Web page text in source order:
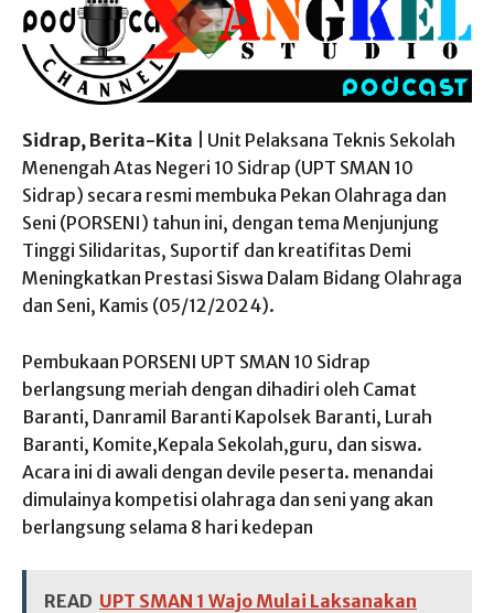
Sidrap, Berita-Kita | Unit Pelaksana Teknis Sekolah
Menengah Atas Negeri 10 Sidrap (UPT SMAN 10
Sidrap) secara resmi membuka Pekan Olahraga dan
Seni (PORSENI) tahun ini, dengan tema Menjunjung
Tinggi Silidaritas, Suportif dan kreatifitas Demi
Meningkatkan Prestasi Siswa Dalam Bidang Olahraga
dan Seni, Kamis (05/12/2024).
Pembukaan PORSENI UPT SMAN 10 Sidrap
berlangsung meriah dengan dihadiri oleh Camat
Baranti, Danramil Baranti Kapolsek Baranti, Lurah
Baranti, Komite,Kepala Sekolah,guru, dan siswa.
Acara ini di awali dengan devile peserta. menandai
dimulainya kompetisi olahraga dan seni yang akan
berlangsung selama 8 hari kedepan
READ UPT SMAN 1 Wajo Mulai Laksanakan